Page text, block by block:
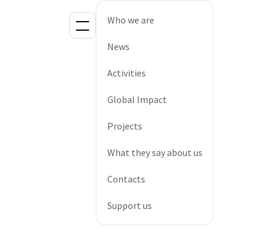
Who we are
News
Activities
Global Impact
Projects
What they say about us
Contacts
Support us